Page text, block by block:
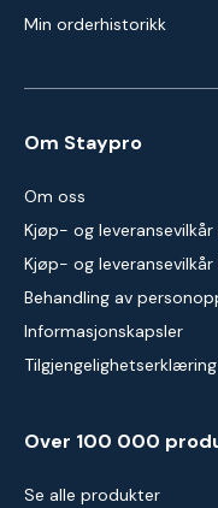
Min orderhistorikk
Om Staypro
Om oss
Kjøp- og
Kjøp- og
Behandling av
Informasjonskapsler
Tilgjengelighetserklæring
Over 100 000
Se alle produkter